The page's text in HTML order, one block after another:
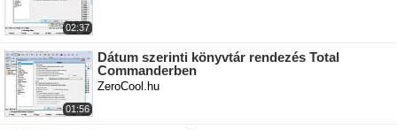
02:37
01:56
Dátum szerinti könyvtár rendezés Total
Commanderben
ZeroCool.hu